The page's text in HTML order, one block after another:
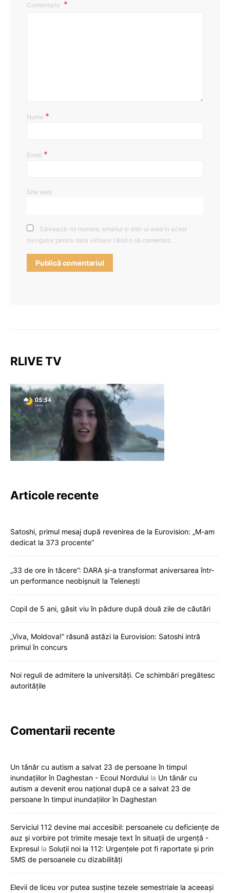
Comentariu
Nume *
Email *
Site web
Salvează-mi numele, emailul și site-ul web în acest
navigator pentru data viitoare când o să comentez.
RLIVE TV
Articole recente
Satoshi, primul mesaj după revenirea de la Eurovision: „M-am
dedicat la 373 procente”
„33 de ore în tăcere”: DARA și-a transformat aniversarea într-
un performance neobișnuit la Telenești
Copil de 5 ani, găsit viu în pădure după două zile de căutări
„Viva, Moldova!” răsună astăzi la Eurovision: Satoshi intră
primul în concurs
Noi reguli de admitere la universități. Ce schimbări pregătesc
autoritățile
Comentarii recente
Un tânăr cu autism a salvat 23 de persoane în timpul
inundațiilor în Daghestan - Ecoul Nordului la Un tânăr cu
autism a devenit erou național după ce a salvat 23 de
persoane în timpul inundațiilor în Daghestan
Serviciul 112 devine mai accesibil: persoanele cu deficiențe de
auz și vorbire pot trimite mesaje text în situații de urgență -
Expresul la Soluții noi la 112: Urgențele pot fi raportate și prin
SMS de persoanele cu dizabilități
Elevii de liceu vor putea susține tezele semestriale la aceeași